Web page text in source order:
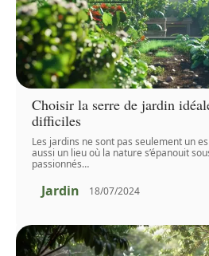
Choisir la serre de jardin
difficiles
Les jardins ne sont pas seulement un
aussi un lieu où la nature s’épanouit
passionnés…
Jardin 18/07/2024